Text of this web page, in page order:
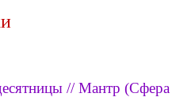
// Мантр (Сфера